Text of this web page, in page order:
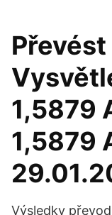
1,5879
1,5879
Výsledky